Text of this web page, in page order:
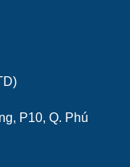
P10, Q. Phú